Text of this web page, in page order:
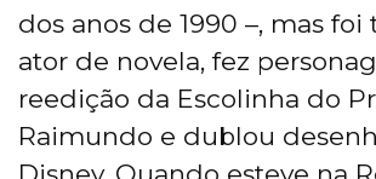
dos anos de 1990 –, mas
ator de novela, fez
reedição da Escolinha do
Raimundo e dublou